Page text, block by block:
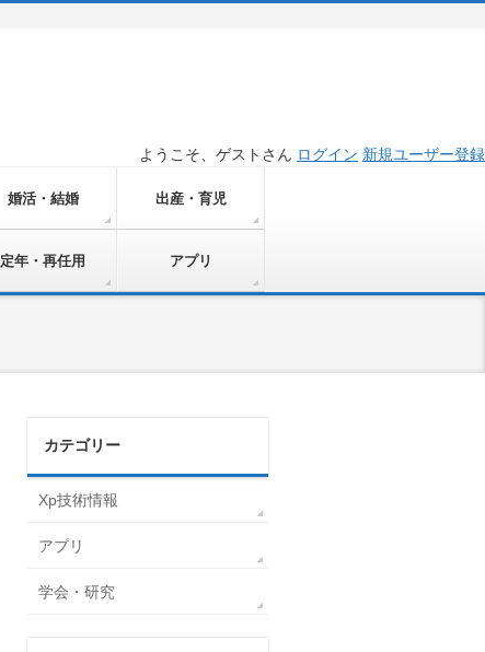
ようこそ、ゲストさん ログイン 新規ユーザー登録
婚活・結婚 出産・育児
定年・再任用 アプリ
カテゴリー
Xp技術情報
アプリ
学会・研究